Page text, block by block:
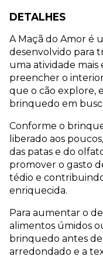
DETALHES
A Maçã do Amor é
desenvolvido para
uma atividade
preencher o
que o cão explore,
brinquedo em
Conforme o
liberado aos
das patas e do
promover o gasto
tédio e
enriquecida.
Para aumentar o
alimentos úmidos
brinquedo antes
arredondado e a